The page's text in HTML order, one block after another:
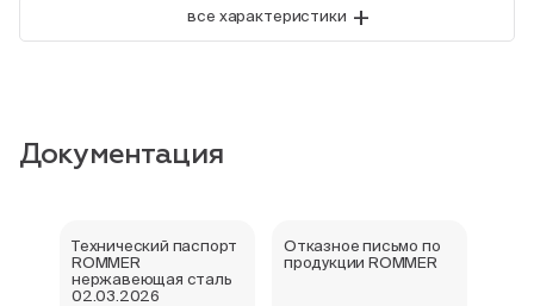
все характеристики +
Документация
Технический паспорт
ROMMER
нержавеющая сталь
02.03.2026
Отказное письмо по
продукции ROMMER